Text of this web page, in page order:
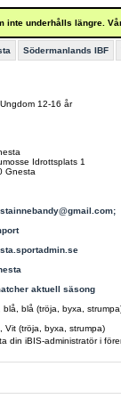
inte underhålls längre.
Södermanlands IBF
12-16 år
Idrottsplats 1
Gnesta
aktuell säsong
blå, blå (tröja, byxa,
Vit (tröja, byxa, strumpa)
din iBIS-administratör i